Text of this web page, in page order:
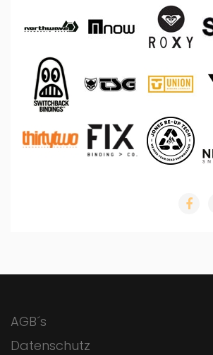
AGB´s
Datenschutz